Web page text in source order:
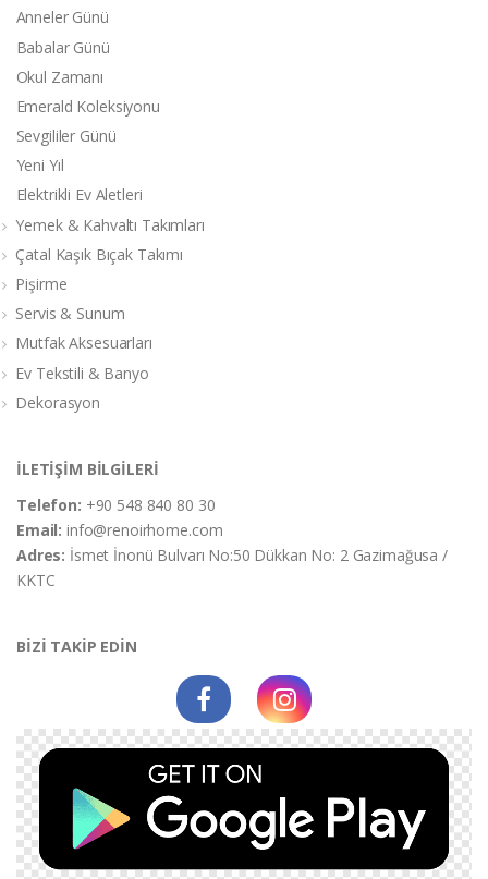
Anneler Günü
Babalar Günü
Okul Zamanı
Emerald Koleksiyonu
Sevgililer Günü
Yeni Yıl
Elektrikli Ev Aletleri
Yemek & Kahvaltı Takımları
Çatal Kaşık Bıçak Takımı
Pişirme
Servis & Sunum
Mutfak Aksesuarları
Ev Tekstili & Banyo
Dekorasyon
İLETİŞİM BİLGİLERİ
Telefon: +90 548 840 80 30
Email:info@renoirhome.com
Adres: İsmet İnonü Bulvarı No:50 Dükkan No: 2 Gazimağusa /
KKTC
BİZİ TAKİP EDİN